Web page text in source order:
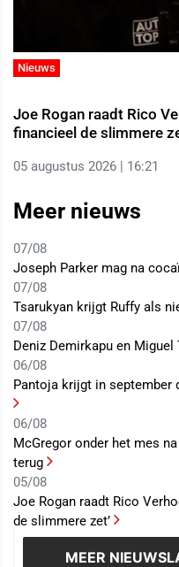
Nieuws
Joe Rogan raadt Rico
financieel de slimmere
05 augustus 2026 | 16:21
Meer nieuws
07/08
Joseph Parker mag na
07/08
Tsarukyan krijgt Ruffy als
07/08
Deniz Demirkapu en Miguel
06/08
Pantoja krijgt in september
06/08
McGregor onder het mes
terug
05/08
Joe Rogan raadt Rico
de slimmere zet’
MEER NIEUWS